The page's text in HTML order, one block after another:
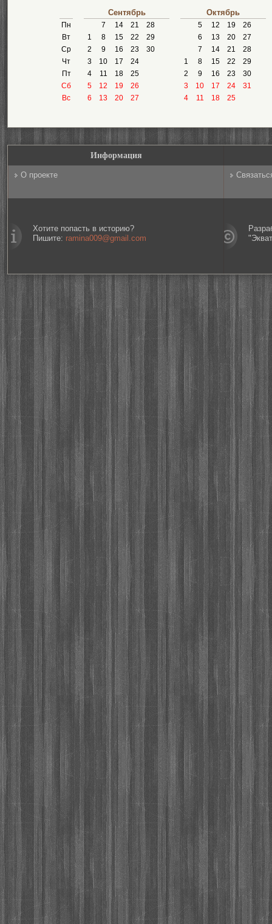
Пн
Вт
Ср
Чт
Пт
Сб
Вс
Сентябрь
7 14 21
28
1
8 15 22
29
2
9 16 23
30
3
10 17
24
4
11 18
25
5
12 19
26
6
13 20 27
Октябрь
5 12 19
26
6
13 20
27
7
14 21
28
1
8 15 22
29
2
9 16 23
30
3
10 17 24
31
4
11 18 25
Информация
О проекте
Хотите попасть в историю?
Пишите: ramina009@gmail.com